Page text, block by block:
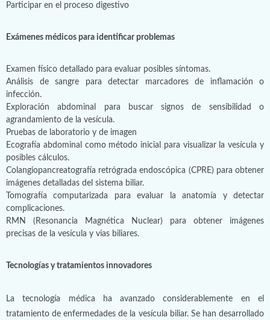
Participar en el proceso digestivo
Exámenes médicos para identificar problemas
Examen físico detallado para evaluar posibles síntomas.
Análisis de sangre para detectar marcadores de inflamación o
infección.
Exploración abdominal para buscar signos de sensibilidad o
agrandamiento de la vesícula.
Pruebas de laboratorio y de imagen
Ecografía abdominal como método inicial para visualizar la vesícula y
posibles cálculos.
Colangiopancreatografía retrógrada endoscópica (CPRE) para obtener
imágenes detalladas del sistema biliar.
Tomografía computarizada para evaluar la anatomía y detectar
complicaciones.
RMN (Resonancia Magnética Nuclear) para obtener imágenes
precisas de la vesícula y vías biliares.
Tecnologías y tratamientos innovadores
La tecnología médica ha avanzado considerablemente en el
tratamiento de enfermedades de la vesícula biliar. Se han desarrollado